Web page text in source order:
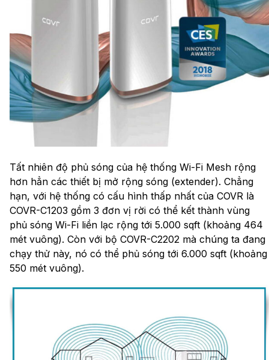
Tất nhiên độ phủ sóng của hệ thống Wi-Fi Mesh rộng
hơn hẳn các thiết bị mở rộng sóng (extender). Chẳng
hạn, với hệ thống có cấu hình thấp nhất của COVR là
COVR-C1203 gồm 3 đơn vị rời có thể kết thành vùng
phủ sóng Wi-Fi liền lạc rộng tới 5.000 sqft (khoảng 464
mét vuông). Còn với bộ COVR-C2202 mà chúng ta đang
chạy thử này, nó có thể phủ sóng tới 6.000 sqft (khoảng
550 mét vuông).